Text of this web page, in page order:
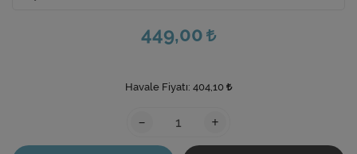
449,00
Havale Fiyatı: 404,10
- +